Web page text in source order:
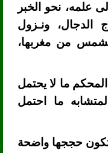
علمه، نحو الخبر
ونـزول
من مغربها،
ما لا يحتمل
ما احتمل
حججها واضحة